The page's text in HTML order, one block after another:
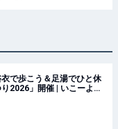
で歩こう＆足湯でひと休
2026」開催 | いこーよと